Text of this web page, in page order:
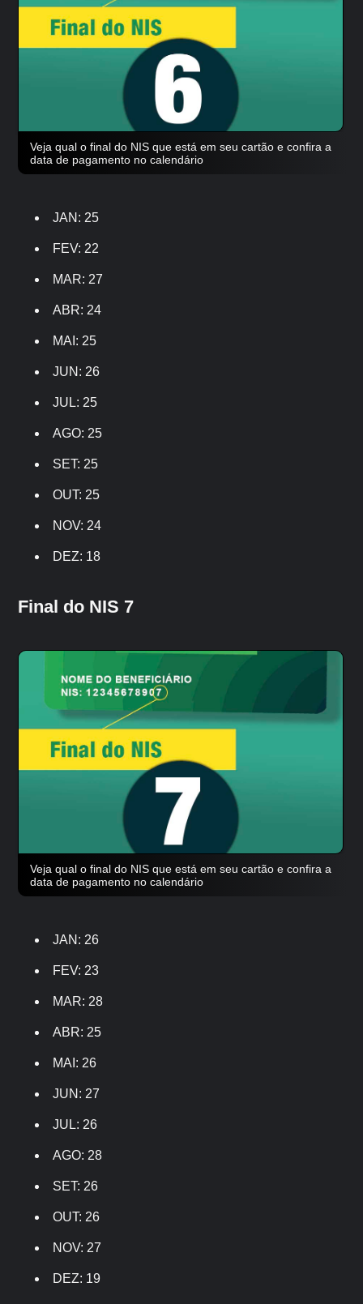
Veja qual o final do NIS que está em seu cartão e confira a
data de pagamento no calendário
JAN: 25
FEV: 22
MAR: 27
ABR: 24
MAI: 25
JUN: 26
JUL: 25
AGO: 25
SET: 25
OUT: 25
NOV: 24
DEZ: 18
Final do NIS 7
Veja qual o final do NIS que está em seu cartão e confira a
data de pagamento no calendário
JAN: 26
FEV: 23
MAR: 28
ABR: 25
MAI: 26
JUN: 27
JUL: 26
AGO: 28
SET: 26
OUT: 26
NOV: 27
DEZ: 19